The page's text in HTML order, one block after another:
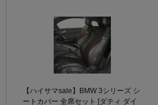
【ハイサマsale】BMW 3シリーズ シ
ートカバー 全席セット [ダティ ダイ